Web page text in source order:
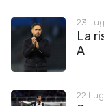
23
La
A
22